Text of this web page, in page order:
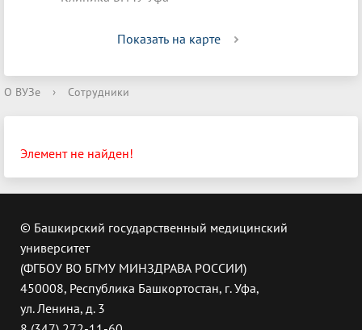
Показать на карте
О ВУЗе › Сотрудники
Элемент не найден!
© Башкирский государственный медицинский
университет
(ФГБОУ ВО БГМУ МИНЗДРАВА РОССИИ)
450008, Республика Башкортостан, г. Уфа,
ул. Ленина, д. 3